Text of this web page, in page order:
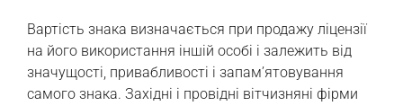
Вартість знака визначається при продажу ліцензії
на його використання іншій особі і залежить від
значущості, привабливості і запам’ятовування
самого знака. Західні і провідні вітчизняні фірми